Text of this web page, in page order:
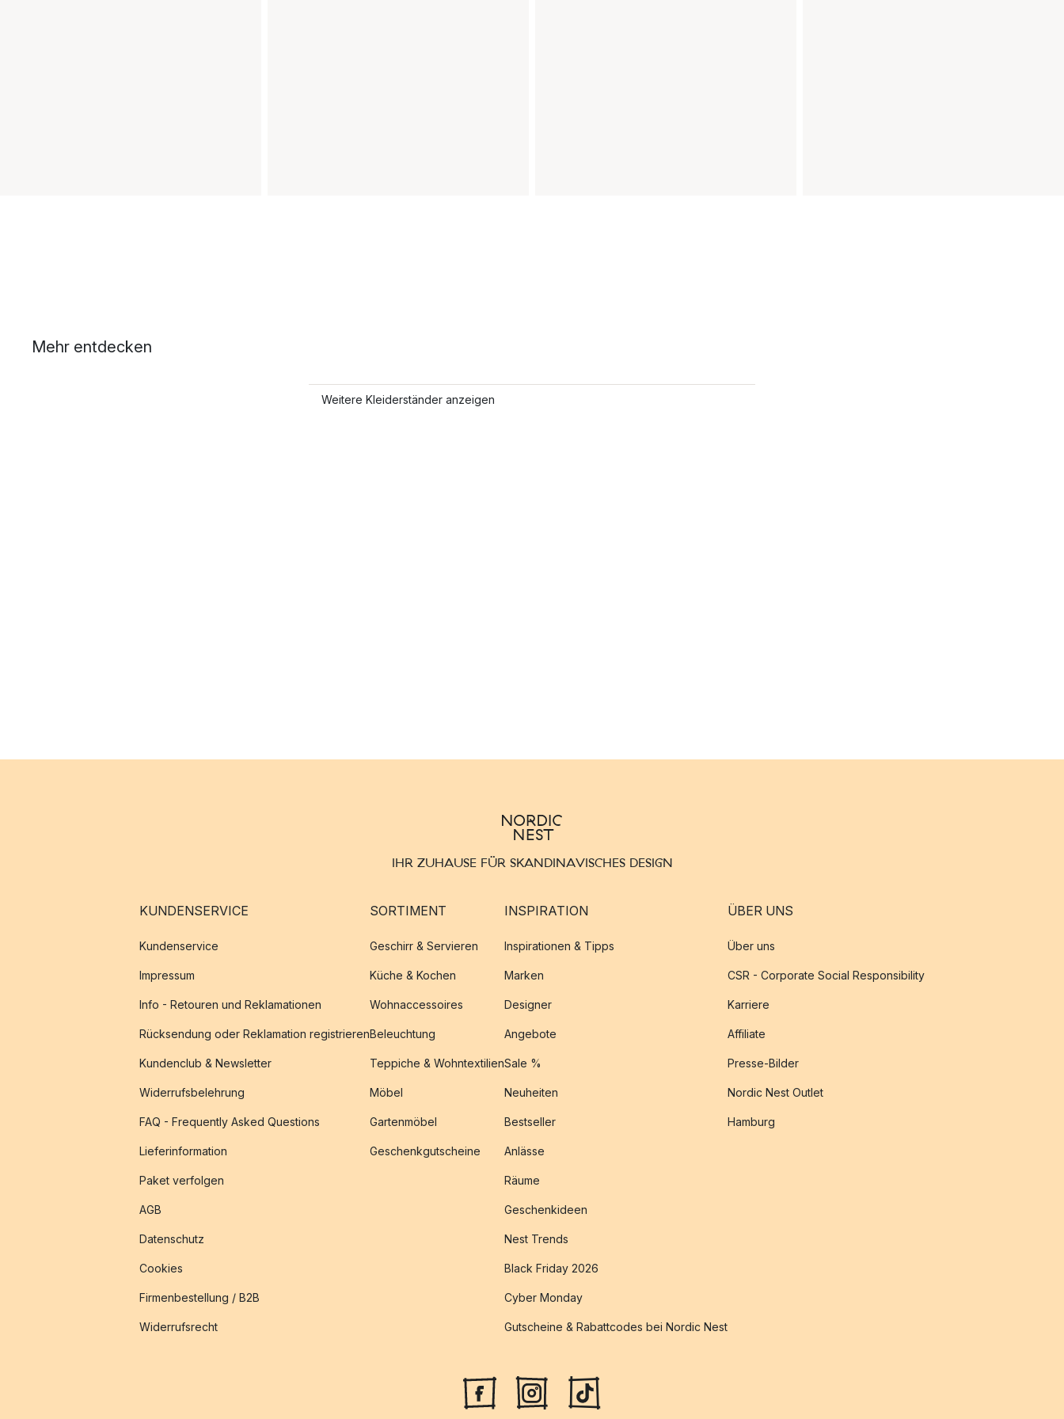
Mehr entdecken
Weitere Kleiderständer anzeigen
IHR ZUHAUSE FÜR SKANDINAVISCHES DESIGN
KUNDENSERVICE
Kundenservice
Impressum
Info - Retouren und Reklamationen
Rücksendung oder Reklamation registrieren
Kundenclub & Newsletter
Widerrufsbelehrung
FAQ - Frequently Asked Questions
Lieferinformation
Paket verfolgen
AGB
Datenschutz
Cookies
Firmenbestellung / B2B
Widerrufsrecht
SORTIMENT
Geschirr & Servieren
Küche & Kochen
Wohnaccessoires
Beleuchtung
Teppiche & Wohntextilien
Möbel
Gartenmöbel
Geschenkgutscheine
INSPIRATION
Inspirationen & Tipps
Marken
Designer
Angebote
Sale %
Neuheiten
Bestseller
Anlässe
Räume
Geschenkideen
Nest Trends
Black Friday 2026
Cyber Monday
Gutscheine & Rabattcodes bei Nordic Nest
ÜBER UNS
Über uns
CSR - Corporate Social Responsibility
Karriere
Affiliate
Presse-Bilder
Nordic Nest Outlet
Hamburg